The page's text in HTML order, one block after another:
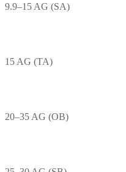
9.9–15 AG (SA)
15 AG (TA)
20–35 AG (OB)